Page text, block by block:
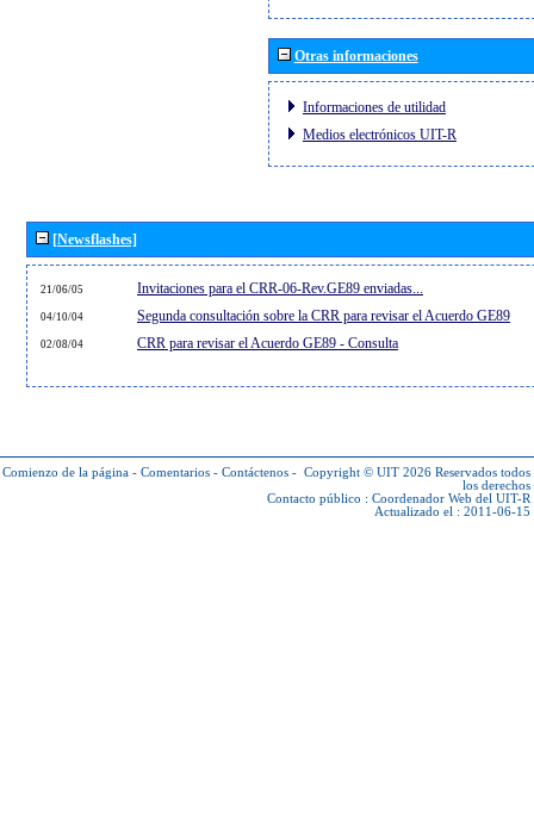
Otras informaciones
Informaciones de utilidad
Medios electrónicos UIT-R
[Newsflashes]
21/06/05 Invitaciones para el CRR-06-Rev.GE89 enviadas...
04/10/04 Segunda consultación sobre la CRR para revisar el Acuerdo GE89
02/08/04 CRR para revisar el Acuerdo GE89 - Consulta
Comienzo de la página - Comentarios - Contáctenos - Copyright © UIT 2026 Reservados todos
los derechos
Contacto público : Coordenador Web del UIT-R
Actualizado el : 2011-06-15